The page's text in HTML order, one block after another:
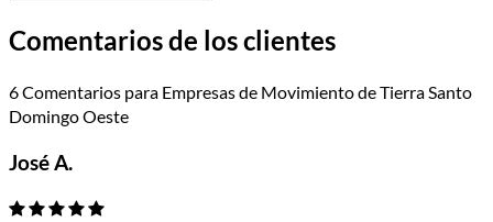
Comentarios de los clientes
6 Comentarios para Empresas de Movimiento de Tierra Santo
Domingo Oeste
José A.